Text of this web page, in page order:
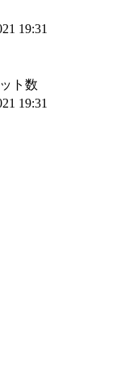
19:31
ト数
19:31